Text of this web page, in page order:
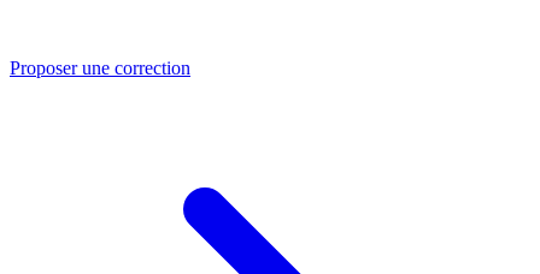
Proposer une correction